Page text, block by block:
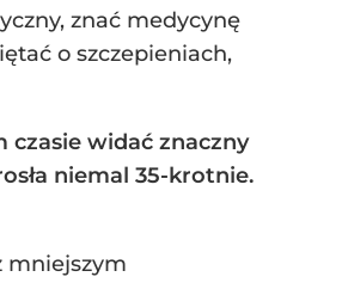
znać medycynę
o szczepieniach,
czasie widać znaczny
niemal 35-krotnie.
mniejszym